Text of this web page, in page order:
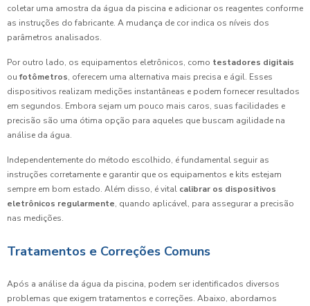
coletar uma amostra da água da piscina e adicionar os reagentes conforme
as instruções do fabricante. A mudança de cor indica os níveis dos
parâmetros analisados.
Por outro lado, os equipamentos eletrônicos, como testadores digitais
ou fotômetros, oferecem uma alternativa mais precisa e ágil. Esses
dispositivos realizam medições instantâneas e podem fornecer resultados
em segundos. Embora sejam um pouco mais caros, suas facilidades e
precisão são uma ótima opção para aqueles que buscam agilidade na
análise da água.
Independentemente do método escolhido, é fundamental seguir as
instruções corretamente e garantir que os equipamentos e kits estejam
sempre em bom estado. Além disso, é vital calibrar os dispositivos
eletrônicos regularmente, quando aplicável, para assegurar a precisão
nas medições.
Tratamentos e Correções Comuns
Após a análise da água da piscina, podem ser identificados diversos
problemas que exigem tratamentos e correções. Abaixo, abordamos